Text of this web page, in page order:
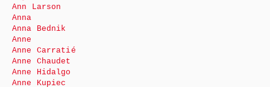
Ann Larson
Anna
Anna Bednik
Anne
Anne Carratié
Anne Chaudet
Anne Hidalgo
Anne Kupiec